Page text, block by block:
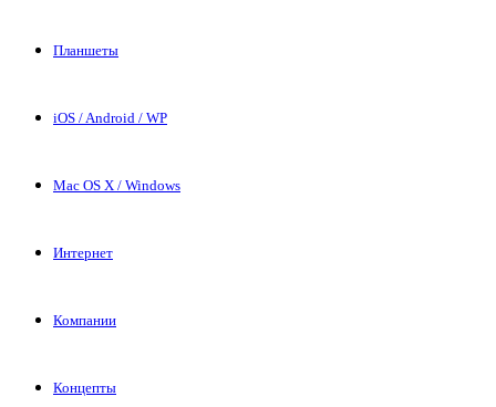
Планшеты
iOS / Android / WP
Mac OS X / Windows
Интернет
Компании
Концепты